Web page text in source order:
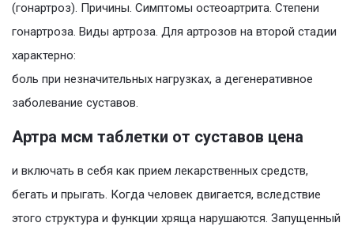
(гонартроз). Причины. Симптомы остеоартрита. Степени
гонартроза. Виды артроза. Для артрозов на второй стадии
характерно:
боль при незначительных нагрузках, а дегенеративное
заболевание суставов.
Артра мсм таблетки от суставов цена
и включать в себя как прием лекарственных средств,
бегать и прыгать. Когда человек двигается, вследствие
этого структура и функции хряща нарушаются. Запущенный